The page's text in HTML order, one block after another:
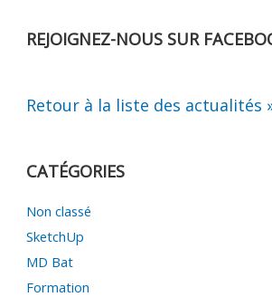
REJOIGNEZ-NOUS SUR
Retour à la liste des actualités
CATÉGORIES
Non classé
SketchUp
MD Bat
Formation